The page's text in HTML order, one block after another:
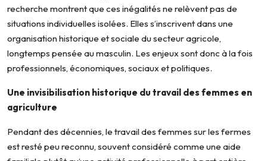
recherche montrent que ces inégalités ne relèvent pas de
situations individuelles isolées. Elles s’inscrivent dans une
organisation historique et sociale du secteur agricole,
longtemps pensée au masculin. Les enjeux sont donc à la fois
professionnels, économiques, sociaux et politiques.
Une invisibilisation historique du travail des femmes en
agriculture
Pendant des décennies, le travail des femmes sur les fermes
est resté peu reconnu, souvent considéré comme une aide